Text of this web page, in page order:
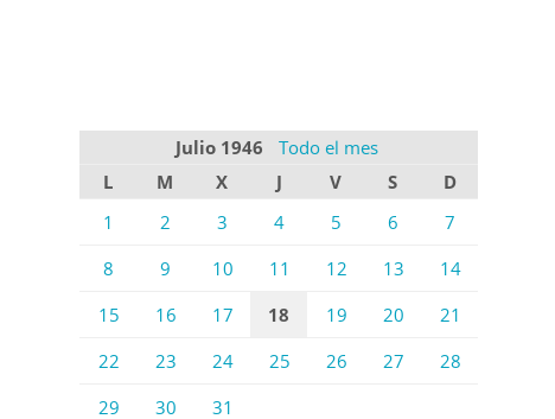
Julio 1946
Todo el mes
L
M X J V S
D
1
2 3 4 5 6
7
8
9 10 11 12 13
14
15
16 17 18 19 20
21
22
23 24 25 26 27
28
29
30 31